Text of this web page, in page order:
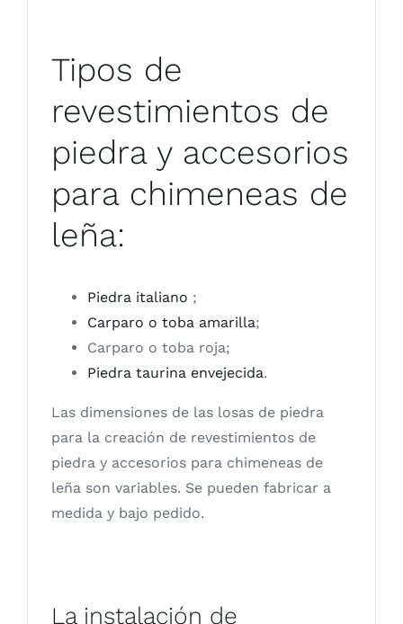
Tipos de
revestimientos de
piedra y accesorios
para chimeneas de
leña:
Piedra italiano ;
Carparo o toba amarilla;
Carparo o toba roja;
Piedra taurina envejecida.
Las dimensiones de las losas de piedra
para la creación de revestimientos de
piedra y accesorios para chimeneas de
leña son variables. Se pueden fabricar a
medida y bajo pedido.
La instalación de